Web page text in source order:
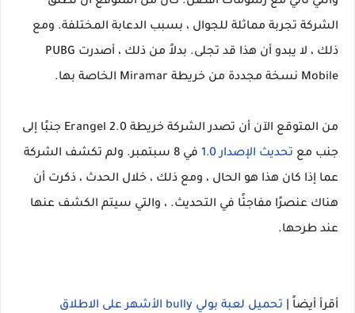
الشركة تجربة مماثلة للجوال ، بسبب الدعابة المختلفة. ومع
ذلك ، لا يبدو أن هذا قد تجلى. بدلاً من ذلك ، أصدرت PUBG
Mobile نسخة مجددة من خريطة Miramar الخاصة بها.
من المتوقع الآن أن تصدر الشركة خريطة Erangel 2.0 جنبًا إلى
جنب مع تحديث الإصدار 1.0
في 8 سبتمبر. ولم تكشف الشركة
عما إذا كان هذا هو الحال ، ومع ذلك ، خلال الحدث ، ذكرت أن
هناك عنصرًا مفاجئًا في التحديث. ، والتي سيتم الكشف عنها
عند طرحها.
أقرأ أيضاً |
تحميل لعبة بولي bully الأشهر على الاطلاق